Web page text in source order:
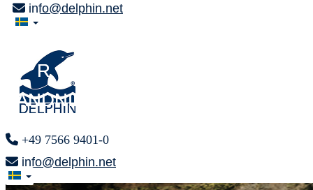
info@delphin.net
+49 7566 9401-0
info@delphin.net
F R I T T
ANDNING GENOM
F R I T T
ANDNING GENOM